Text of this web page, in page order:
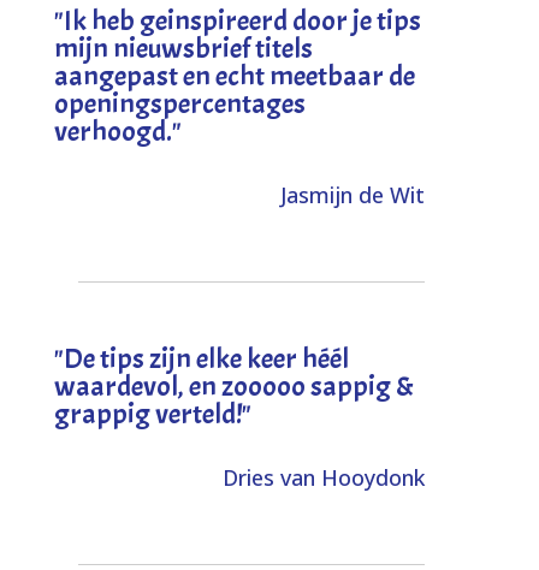
"Ik heb geinspireerd door je tips
mijn nieuwsbrief titels
aangepast en echt meetbaar de
openingspercentages
verhoogd."
Jasmijn de Wit
"De tips zijn elke keer héél
waardevol, en zooooo sappig &
grappig verteld!"
Dries van Hooydonk